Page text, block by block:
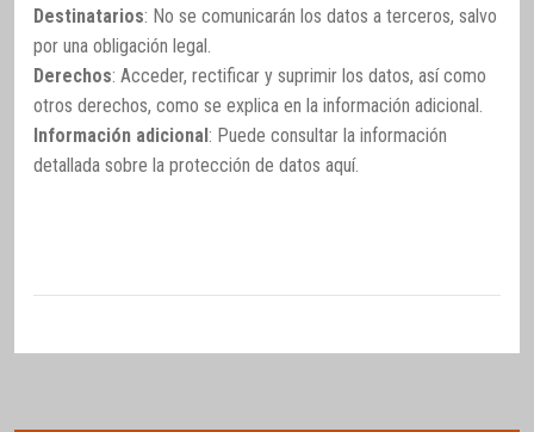
Destinatarios: No se comunicarán los datos a terceros, salvo
por una obligación legal.
Derechos: Acceder, rectificar y suprimir los datos, así como
otros derechos, como se explica en la información adicional.
Información adicional : Puede consultar la información
detallada sobre la protección de datos aquí.